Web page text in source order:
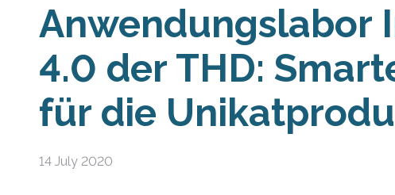
Anwendungslabor
4.0 der THD:
für die
14 July 2020